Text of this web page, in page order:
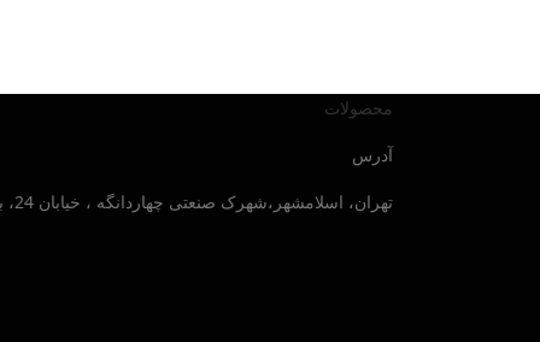
محصولات
آدرس
تهران، اسلامشهر،شهرک صنعتی چهاردانگه ، خیابان 24، بلوار صنایع جنوبی ، پلاک 30